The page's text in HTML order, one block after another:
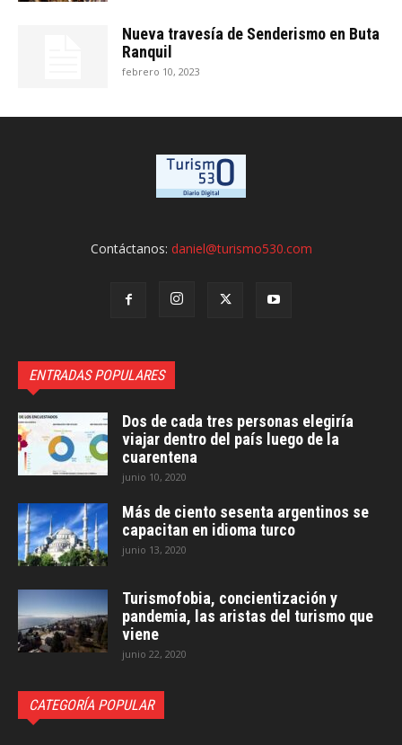
Nueva travesía de Senderismo en Buta
Ranquil
febrero 10, 2023
Contáctanos: daniel@turismo530.com
ENTRADAS POPULARES
Dos de cada tres personas elegiría
viajar dentro del país luego de la
cuarentena
junio 10, 2020
Más de ciento sesenta argentinos se
capacitan en idioma turco
junio 13, 2020
Turismofobia, concientización y
pandemia, las aristas del turismo que
viene
junio 22, 2020
CATEGORÍA POPULAR